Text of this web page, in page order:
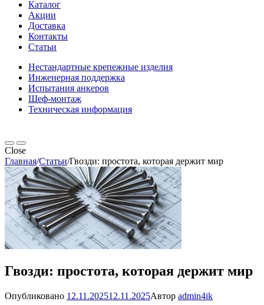
Каталог
Акции
Доставка
Контакты
Статьи
Нестандартные крепежные изделия
Инженерная поддержка
Испытания анкеров
Шеф-монтаж
Техническая информация
Close
Главная/Статьи/Гвозди: простота, которая держит мир
Гвозди: простота, которая держит мир
Опубликовано 12.11.202512.11.2025Автор admin4ik